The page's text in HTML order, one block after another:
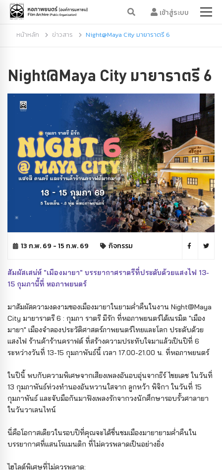
เข้าสู่ระบบ
หน้าหลัก ข่าวสาร Night@Maya City มายาราตรี 6
Night@Maya City มายาราตรี 6
13 ก.พ. 69 - 15 ก.พ. 69 กิจกรรม
สัมผัสเสน่ห์ "เมืองมายา" บรรยากาศราตรีที่ประดับด้วยแสงไฟ 13-
15 กุมภานี้ที่ หอภาพยนตร์
มาสัมผัสความงดงามของเมืองมายาในยามค่ำคืนในงาน Night@Maya
City มายาราตรี 6 : กุมภา ราตรี มีรัก ที่หอภาพยนตร์ได้เนรมิต "เมือง
มายา" เมืองจำลองประวัติศาสตร์ภาพยนตร์ไทยและโลก ประดับด้วย
แสงไฟ ร้านค้าร้านคราฟต์ ที่สร้างความประทับใจมาแล้วเป็นปีที่ 6
ระหว่างวันที่ 13-15 กุมภาพันธ์นี้ เวลา 17.00-21.00 น. ที่หอภาพยนตร์
ในปีนี้ พบกับความพิเศษจากเสียงเพลงอันอบอุ่นจากธีร์ ไชยเดช ในวันที่
13 กุมภาพันธ์ท่วงทำนองอันหวานใสจาก ลูกหว้า พิจิกา ในวันที่ 15
กุมภาพันธ์ และจับมือกันมาฟังเพลงรักจากวงนักศึกษารอบรั้วศาลายา
ในวันวาเลนไทน์
นี่คือโอกาสเดียวในรอบปีที่คุณจะได้ชื่นชมเมืองมายายามค่ำคืนใน
บรรยากาศที่แสนโรแมนติก ที่ไม่ควรพลาดเป็นอย่างยิ่ง
ไฮไลต์พิเศษที่ไม่ควรพลาด: